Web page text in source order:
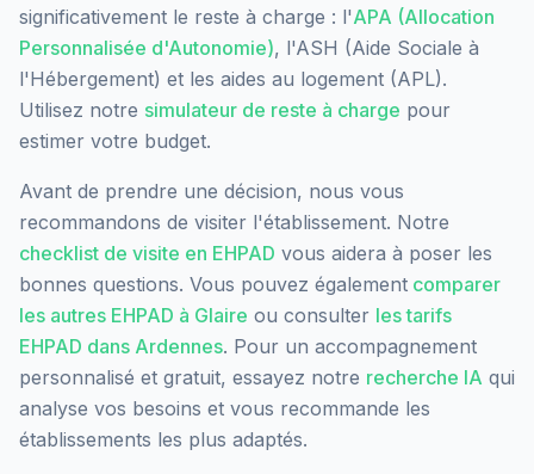
significativement le reste à charge : l'APA (Allocation
Personnalisée d'Autonomie), l'ASH (Aide Sociale à
l'Hébergement) et les aides au logement (APL).
Utilisez notre simulateur de reste à charge pour
estimer votre budget.
Avant de prendre une décision, nous vous
recommandons de visiter l'établissement. Notre
checklist de visite en EHPAD vous aidera à poser les
bonnes questions. Vous pouvez également comparer
les autres EHPAD à Glaire ou consulter les tarifs
EHPAD dans Ardennes. Pour un accompagnement
personnalisé et gratuit, essayez notre recherche IA qui
analyse vos besoins et vous recommande les
établissements les plus adaptés.